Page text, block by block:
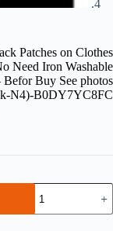
Patches on Clothes
Need Iron Washable
Buy See photos
N4)-B0DY7YC8FC
1Pcs
only